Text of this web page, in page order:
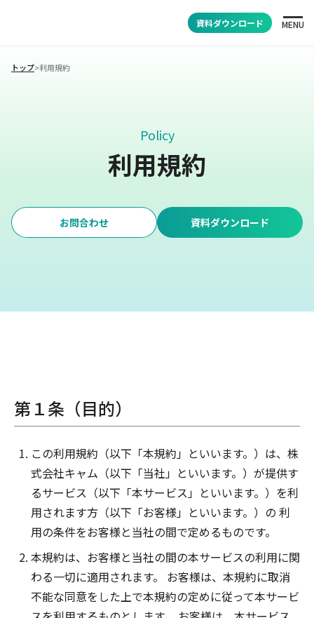
資料ダウンロード MENU
トップ>利用規約
Policy
利用規約
お問合わせ 資料ダウンロード
第１条（目的）
この利用規約（以下「本規約」といいます。）は、株
式会社キャム（以下「当社」といいます。）が提供す
るサービス（以下「本サービス」といいます。）を利
用されます方（以下「お客様」といいます。）の 利
用の条件をお客様と当社の間で定めるものです。
本規約は、お客様と当社の間の本サービスの利用に関
わる一切に適用されます。 お客様は、本規約に取消
不能な同意をした上で本規約の定めに従って本サービ